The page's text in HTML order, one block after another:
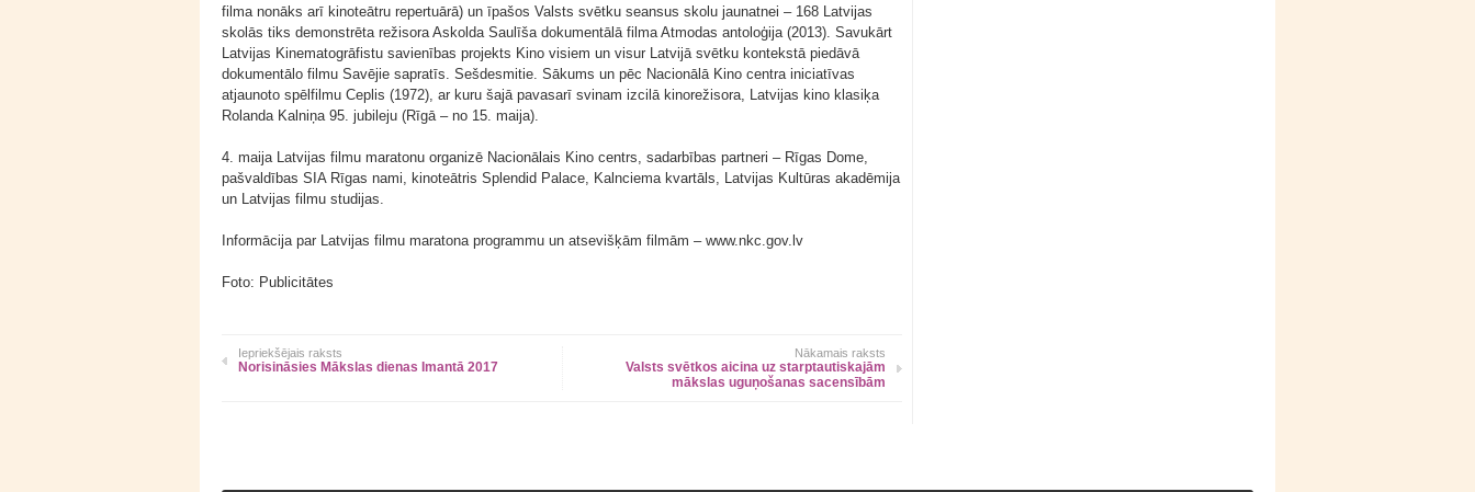
filma nonāks arī kinoteātru repertuārā) un īpašos Valsts svētku seansus skolu jaunatnei – 168 Latvijas
skolās tiks demonstrēta režisora Askolda Saulīša dokumentālā filma Atmodas antoloģija (2013). Savukārt
Latvijas Kinematogrāfistu savienības projekts Kino visiem un visur Latvijā svētku kontekstā piedāvā
dokumentālo filmu Savējie sapratīs. Sešdesmitie. Sākums un pēc Nacionālā Kino centra iniciatīvas
atjaunoto spēlfilmu Ceplis (1972), ar kuru šajā pavasarī svinam izcilā kinorežisora, Latvijas kino klasiķa
Rolanda Kalniņa 95. jubileju (Rīgā – no 15. maija).
4. maija Latvijas filmu maratonu organizē Nacionālais Kino centrs, sadarbības partneri – Rīgas Dome,
pašvaldības SIA Rīgas nami, kinoteātris Splendid Palace, Kalnciema kvartāls, Latvijas Kultūras akadēmija
un Latvijas filmu studijas.
Informācija par Latvijas filmu maratona programmu un atsevišķām filmām – www.nkc.gov.lv
Foto: Publicitātes
Iepriekšējais raksts
Norisināsies Mākslas dienas Imantā 2017
Nākamais raksts
Valsts svētkos aicina uz starptautiskajām
mākslas uguņošanas sacensībām